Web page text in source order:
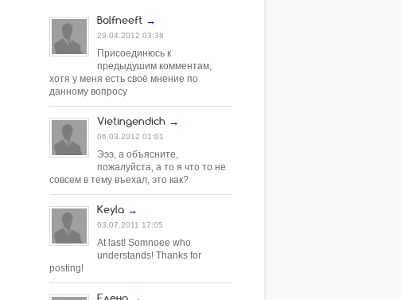
Bolfneeft →
29.04.2012 03:38
Присоединюсь к
предыдушим комментам,
хотя у меня есть своё мнение по
данному вопросу
Vietingendich →
06.03.2012 01:01
Эээ, а объясните,
пожалуйста, а то я что то не
совсем в тему въехал, это как?
Keyla →
03.07.2011 17:05
At last! Somnoee who
understands! Thanks for
posting!